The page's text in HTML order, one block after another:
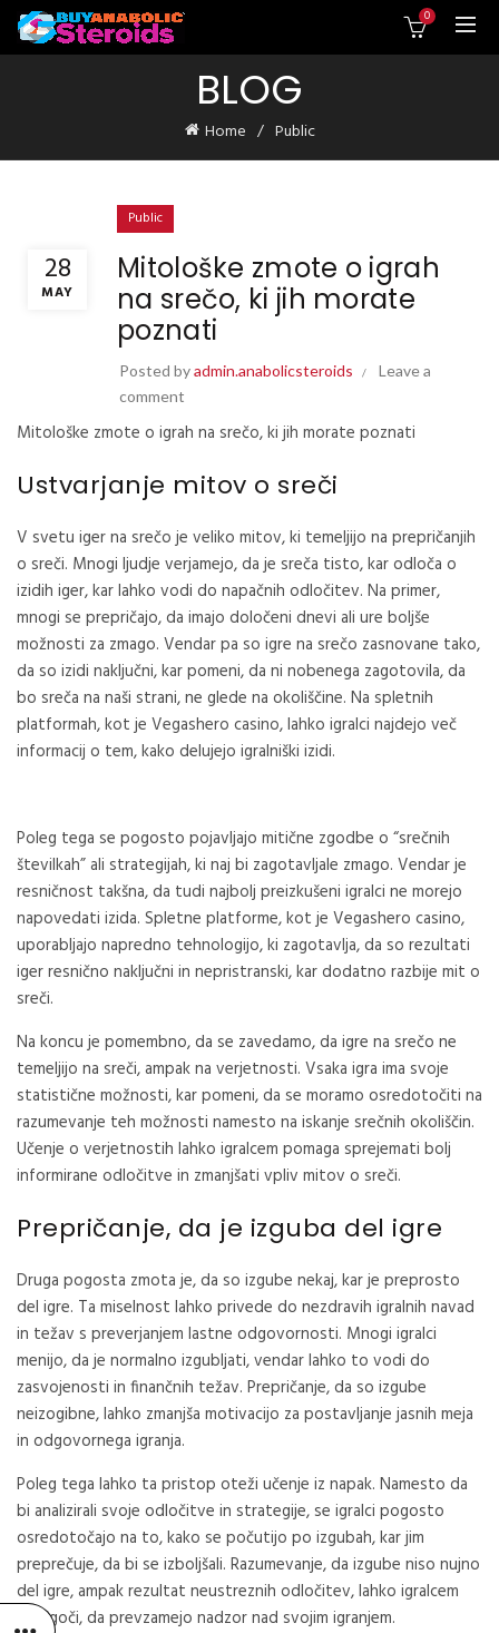
0
BLOG
Home Public
28
MAY
Public
Mitološke zmote o igrah
na srečo, ki jih morate
poznati
Posted byadmin.anabolicsteroids
Leave a
comment
Mitološke zmote o igrah na srečo, ki jih morate poznati
Ustvarjanje mitov o sreči
V svetu iger na srečo je veliko mitov, ki temeljijo na prepričanjih
o sreči. Mnogi ljudje verjamejo, da je sreča tisto, kar odloča o
izidih iger, kar lahko vodi do napačnih odločitev. Na primer,
mnogi se prepričajo, da imajo določeni dnevi ali ure boljše
možnosti za zmago. Vendar pa so igre na srečo zasnovane tako,
da so izidi naključni, kar pomeni, da ni nobenega zagotovila, da
bo sreča na naši strani, ne glede na okoliščine. Na spletnih
platformah, kot je Vegashero casino, lahko igralci najdejo več
informacij o tem, kako delujejo igralniški izidi.
Poleg tega se pogosto pojavljajo mitične zgodbe o “srečnih
številkah” ali strategijah, ki naj bi zagotavljale zmago. Vendar je
resničnost takšna, da tudi najbolj preizkušeni igralci ne morejo
napovedati izida. Spletne platforme, kot je Vegashero casino,
uporabljajo napredno tehnologijo, ki zagotavlja, da so rezultati
iger resnično naključni in nepristranski, kar dodatno razbije mit o
sreči.
Na koncu je pomembno, da se zavedamo, da igre na srečo ne
temeljijo na sreči, ampak na verjetnosti. Vsaka igra ima svoje
statistične možnosti, kar pomeni, da se moramo osredotočiti na
razumevanje teh možnosti namesto na iskanje srečnih okoliščin.
Učenje o verjetnostih lahko igralcem pomaga sprejemati bolj
informirane odločitve in zmanjšati vpliv mitov o sreči.
Prepričanje, da je izguba del igre
Druga pogosta zmota je, da so izgube nekaj, kar je preprosto
del igre. Ta miselnost lahko privede do nezdravih igralnih navad
in težav s preverjanjem lastne odgovornosti. Mnogi igralci
menijo, da je normalno izgubljati, vendar lahko to vodi do
zasvojenosti in finančnih težav. Prepričanje, da so izgube
neizogibne, lahko zmanjša motivacijo za postavljanje jasnih meja
in odgovornega igranja.
Poleg tega lahko ta pristop oteži učenje iz napak. Namesto da
bi analizirali svoje odločitve in strategije, se igralci pogosto
osredotočajo na to, kako se počutijo po izgubah, kar jim
preprečuje, da bi se izboljšali. Razumevanje, da izgube niso nujno
del igre, ampak rezultat neustreznih odločitev, lahko igralcem
omogoči, da prevzamejo nadzor nad svojim igranjem.